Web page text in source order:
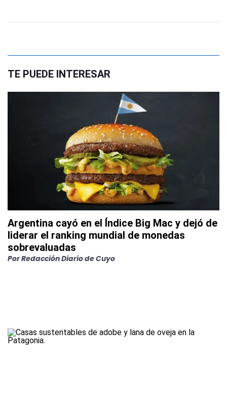
TE PUEDE INTERESAR
Argentina cayó en el Índice Big Mac y dejó de
liderar el ranking mundial de monedas
sobrevaluadas
PorRedacción Diario de Cuyo